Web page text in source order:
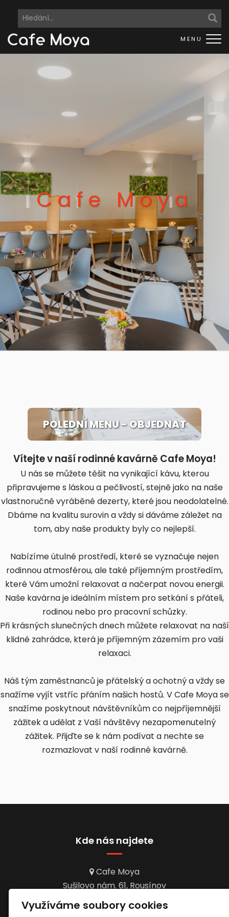
Cafe Moya
POLEDNÍ MENU - OBJEDNAT
Vítejte v naší rodinné kavárně Cafe Moya!
U nás se můžete těšit na vynikající kávu, kterou
připravujeme s láskou a pečlivostí, stejně jako na naše
vlastnoručně vyráběné dezerty, které jsou neodolatelné.
Dbáme na kvalitu surovin a vždy si dáváme záležet na
tom, aby naše produkty byly co nejlepší.
Nabízíme útulné prostředí, které se vyznačuje nejen
rodinnou atmosférou, ale také příjemným prostředím,
které Vám umožní relaxovat a načerpat novou energii.
Naše kavárna je ideálním místem pro setkání s přáteli,
rodinou nebo pro pracovní schůzky.
Při krásných slunečných dnech můžete relaxovat na naší
klidné zahrádce, která je příjemným zázemím pro vaši
relaxaci.
Náš tým zaměstnanců je přátelský a ochotný a vždy se
snažíme vyjít vstříc přáním našich hostů. V Cafe Moya se
snažíme poskytnout návštěvníkům co nejpříjemnější
zážitek a udělat z Vaší návštěvy nezapomenutelný
zážitek. Přijďte se k nám podívat a nechte se
rozmazlovat v naší rodinné kavárně.
Kde nás najdete
Cafe Moya
Sušilovo nám. 61, Rousínov
Otevírací doba
Využíváme soubory cookies